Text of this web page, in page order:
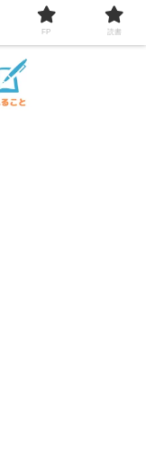
FP 読書